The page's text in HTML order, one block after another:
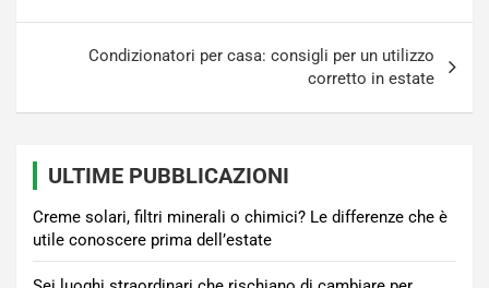
Condizionatori per casa: consigli per un utilizzo
corretto in estate
ULTIME PUBBLICAZIONI
Creme solari, filtri minerali o chimici? Le differenze che è
utile conoscere prima dell’estate